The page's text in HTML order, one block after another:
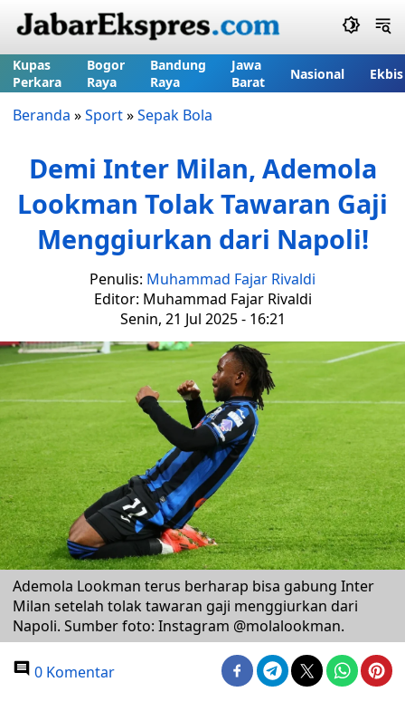
Kupas
Perkara
Bogor
Raya
Bandung
Raya
Jawa
Barat
Nasional Ekbis
Beranda »Sport»Sepak Bola
Demi Inter Milan, Ademola
Lookman Tolak Tawaran Gaji
Menggiurkan dari Napoli!
Penulis: Muhammad Fajar Rivaldi
Editor: Muhammad Fajar Rivaldi
Senin, 21 Jul 2025 - 16:21
Ademola Lookman terus berharap bisa gabung Inter
Milan setelah tolak tawaran gaji menggiurkan dari
Napoli. Sumber foto: Instagram @molalookman.
0 Komentar